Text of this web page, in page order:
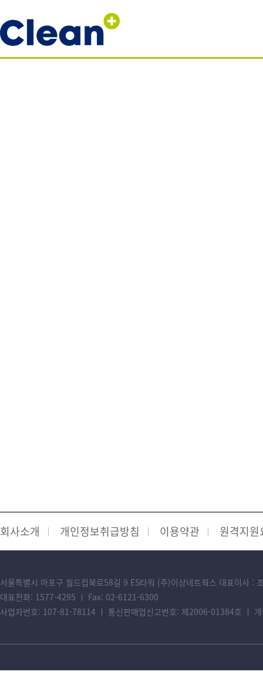
회사소개 개인정보취급방침 이용약관 원격지원
서울특별시 마포구 월드컵북로58길 9 ES타워 (주)이상네트웍스 대표이사 :
대표전화: 1577-4295 ㅣ Fax: 02-6121-6300
사업자번호: 107-81-78114 ㅣ 통신판매업신고번호: 제2006-01384호 ㅣ